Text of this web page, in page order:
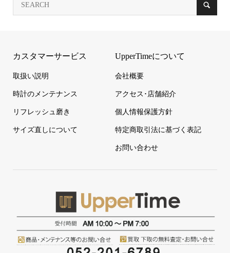
カスタマーサービス
取扱い説明
時計のメンテナンス
リフレッシュ磨き
サイズ直しについて
UpperTimeについて
会社概要
アクセス･店舗紹介
個人情報保護方針
特定商取引法に基づく表記
お問い合わせ